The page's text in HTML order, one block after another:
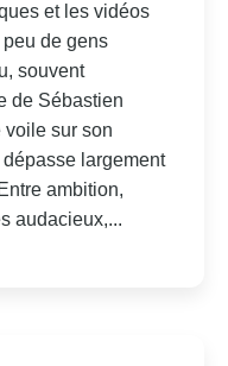
et les vidéos
de gens
souvent
de Sébastien
voile sur son
largement
ambition,
audacieux,...